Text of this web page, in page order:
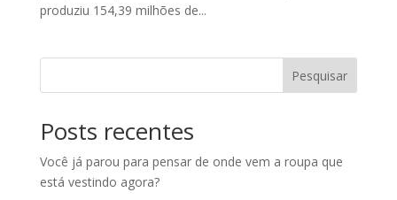
produziu 154,39 milhões de...
Pesquisar
Posts recentes
Você já parou para pensar de onde vem a roupa que
está vestindo agora?